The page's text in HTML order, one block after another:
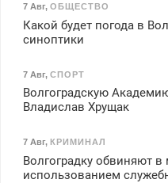
7 Авг, ОБЩЕСТВО
Какой будет погода в
синоптики
7 Авг, СПОРТ
Волгоградскую
Владислав Хрущак
7 Авг, КРИМИНАЛ
Волгоградку обвиняют
использованием